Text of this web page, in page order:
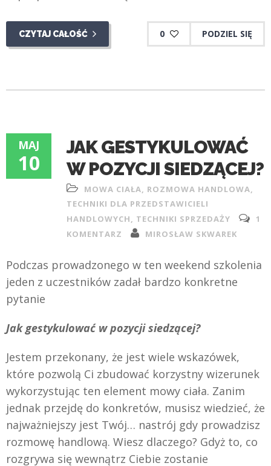
CZYTAJ CAŁOŚĆ 0 PODZIEL SIĘ
MAJ
10
JAK GESTYKULOWAĆ
W POZYCJI SIEDZĄCEJ?
MOWA CIAŁA, ROZMOWA HANDLOWA,
TECHNIKI DLA PRZEDSTAWICIELI
HANDLOWYCH, TECHNIKI SPRZEDAŻY
1
KOMENTARZ
MIROSŁAW SKWAREK
Podczas prowadzonego w ten weekend szkolenia
jeden z uczestników zadał bardzo konkretne
pytanie
Jak gestykulować w pozycji siedzącej?
Jestem przekonany, że jest wiele wskazówek,
które pozwolą Ci zbudować korzystny wizerunek
wykorzystując ten element mowy ciała. Zanim
jednak przejdę do konkretów, musisz wiedzieć, że
najważniejszy jest Twój… nastrój gdy prowadzisz
rozmowę handlową. Wiesz dlaczego? Gdyż to, co
rozgrywa się wewnątrz Ciebie zostanie